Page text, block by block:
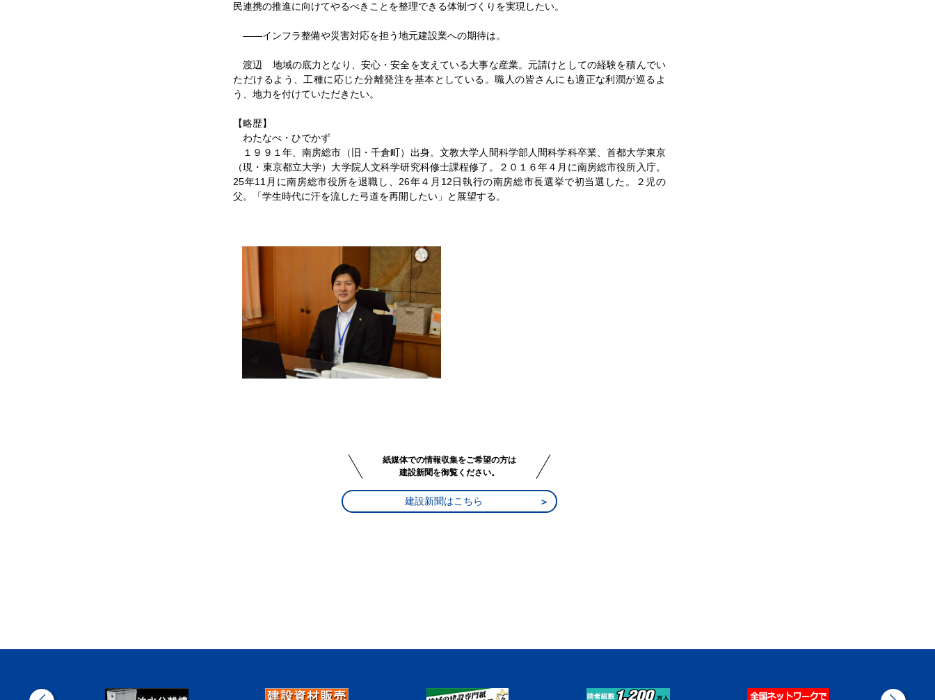
民連携の推進に向けてやるべきことを整理できる体制づくりを実現したい。
――インフラ整備や災害対応を担う地元建設業への期待は。
渡辺 地域の底力となり、安心・安全を支えている大事な産業。元請けとしての経験を積んでい
ただけるよう、工種に応じた分離発注を基本としている。職人の皆さんにも適正な利潤が巡るよ
う、地力を付けていただきたい。
【略歴】
わたなべ・ひでかず
１９９１年、南房総市（旧・千倉町）出身。文教大学人間科学部人間科学科卒業、首都大学東京
（現・東京都立大学）大学院人文科学研究科修士課程修了。２０１６年４月に南房総市役所入庁。
25年11月に南房総市役所を退職し、26年４月12日執行の南房総市長選挙で初当選した。２児の
父。「学生時代に汗を流した弓道を再開したい」と展望する。
紙媒体での情報収集をご希望の方は
建設新聞を御覧ください。
建設新聞はこちら